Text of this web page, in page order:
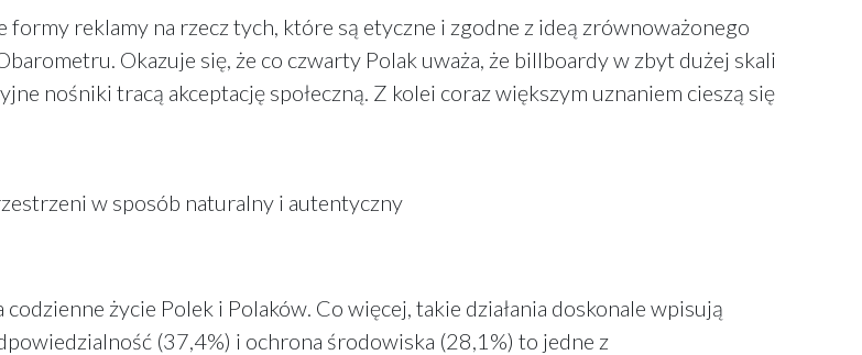
reklamy na rzecz tych, które są etyczne i zgodne z ideą zrównoważonego
Okazuje się, że co czwarty Polak uważa, że billboardy w zbyt dużej skali
nośniki tracą akceptację społeczną. Z kolei coraz większym uznaniem cieszą się
w sposób naturalny i autentyczny
życie Polek i Polaków. Co więcej, takie działania doskonale wpisują
(37,4%) i ochrona środowiska (28,1%) to jedne z